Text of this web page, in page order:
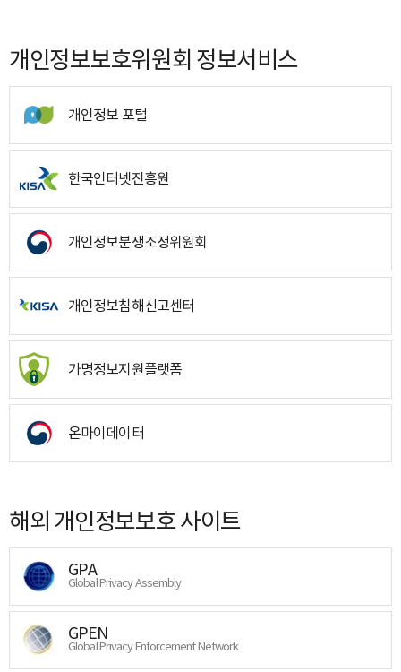
개인정보보호위원회 정보서비스
개인정보 포털
한국인터넷진흥원
개인정보분쟁조정위원회
개인정보침해신고센터
가명정보지원플랫폼
온마이데이터
해외 개인정보보호 사이트
GPA
Global Privacy Assembly
GPEN
Global Privacy Enforcement Network